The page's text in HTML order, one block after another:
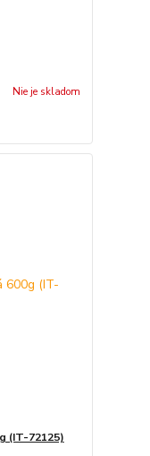
Nie je skladom
(IT-72125)